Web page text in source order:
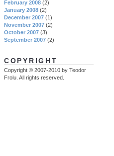
February 2008 (2)
January 2008 (2)
December 2007 (1)
November 2007 (2)
October 2007 (3)
September 2007 (2)
COPYRIGHT
Copyright © 2007-2010 by Teodor
Frolu. All rights reserved.